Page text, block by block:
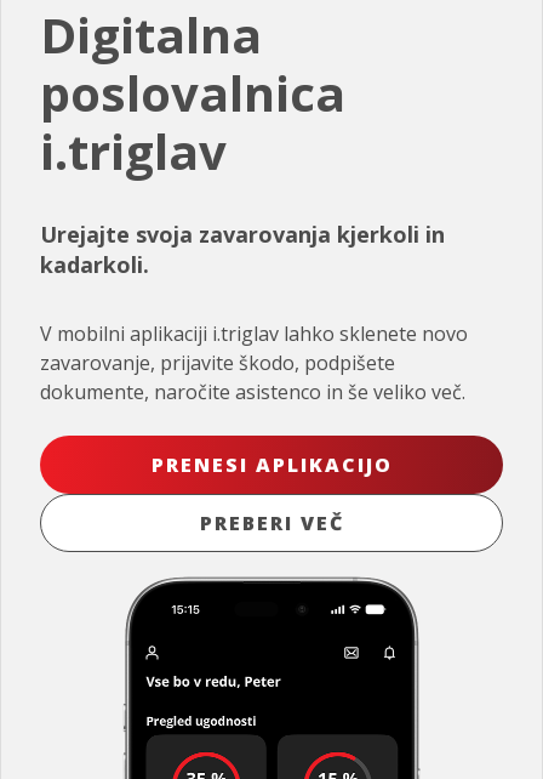
Digitalna
poslovalnica
i.triglav
Urejajte svoja zavarovanja kjerkoli in
kadarkoli.
V mobilni aplikaciji i.triglav lahko sklenete novo
zavarovanje, prijavite škodo, podpišete
dokumente, naročite asistenco in še veliko več.
PRENESI APLIKACIJO
PREBERI VEČ